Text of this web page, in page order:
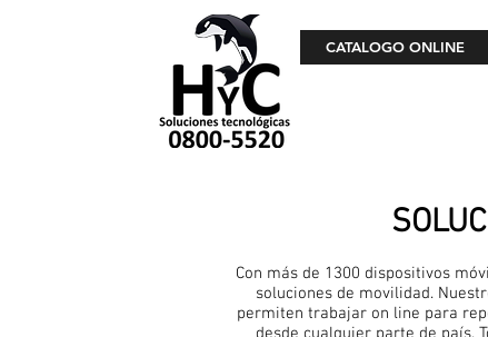
CATALOGO ONLINE
Con más de 1300 dispositivos
soluciones de movilidad.
permiten trabajar on line para